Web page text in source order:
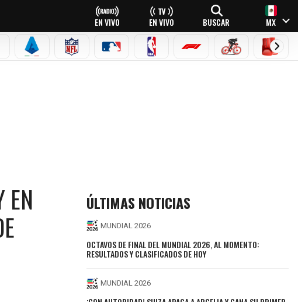
EN VIVO EN VIVO BUSCAR MX
LEAGUE
SERIE A NFL MLB NBA FÓRMULA 1CICLISMOBOXEO
EN
ÚLTIMAS NOTICIAS
MUNDIAL 2026
OCTAVOS DE FINAL DEL MUNDIAL 2026, AL MOMENTO:
RESULTADOS Y CLASIFICADOS DE HOY
MUNDIAL 2026